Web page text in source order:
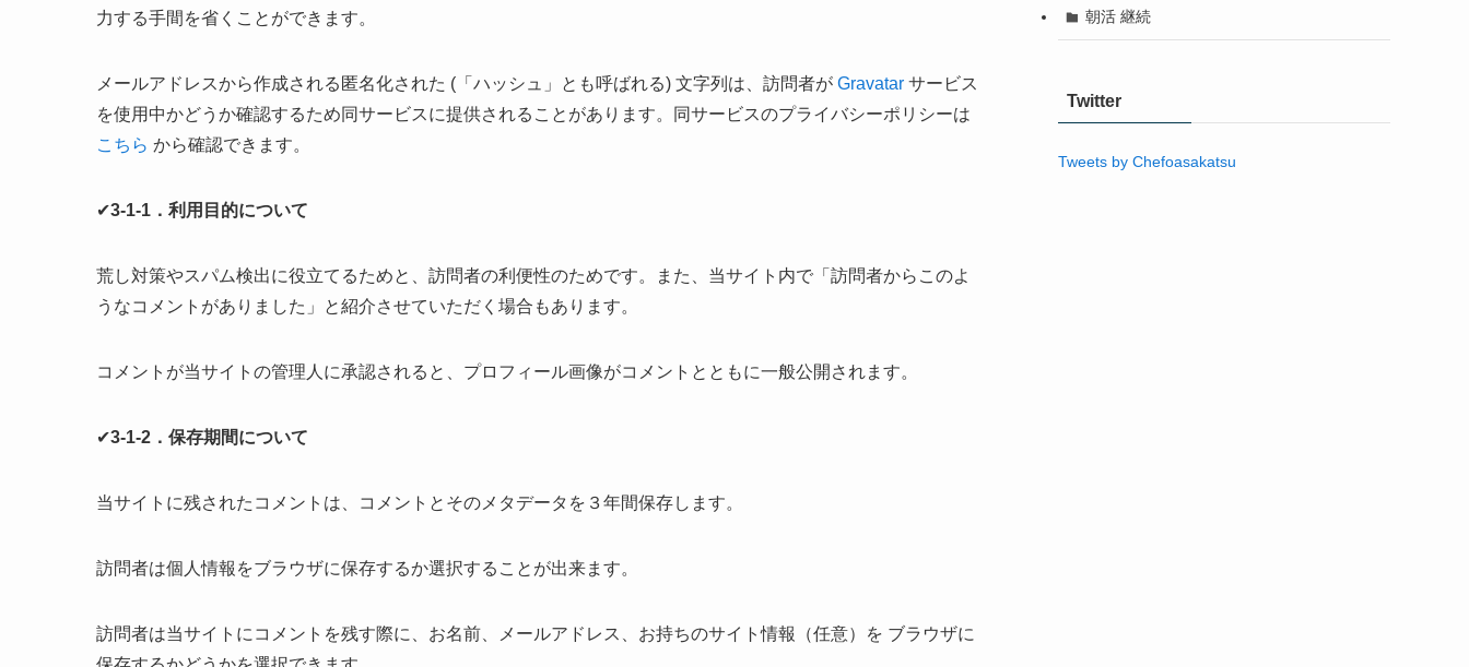
力する手間を省くことができます。
メールアドレスから作成される匿名化された (「ハッシュ」とも呼ばれる) 文字列は、訪問者が Gravatar サービス
を使用中かどうか確認するため同サービスに提供されることがあります。同サービスのプライバシーポリシーは
こちら から確認できます。
✔3-1-1．利用目的について
荒し対策やスパム検出に役立てるためと、訪問者の利便性のためです。また、当サイト内で「訪問者からこのよ
うなコメントがありました」と紹介させていただく場合もあります。
コメントが当サイトの管理人に承認されると、プロフィール画像がコメントとともに一般公開されます。
✔3-1-2．保存期間について
当サイトに残されたコメントは、コメントとそのメタデータを３年間保存します。
訪問者は個人情報をブラウザに保存するか選択することが出来ます。
訪問者は当サイトにコメントを残す際に、お名前、メールアドレス、お持ちのサイト情報（任意）を ブラウザに
朝活 継続
Twitter
Tweets by Chefoasakatsu